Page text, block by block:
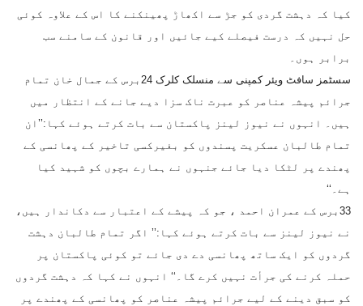
کیا کہ دہشت گردی کو جڑ سے اکھاڑ پھینکنے کا اس کے علاوہ کوئی
حل نہیں کہ درست فیصلے کیے جائیں اور قانون کے سامنے سب
برابر ہوں۔
سسٹمز سافٹ ویئر کمپنی سے منسلک کلرک 24برس کے جمال خان تمام
جرائم پیشہ عناصر کو عبرت ناک سزا دیے جانے کے انتظار میں
ہیں۔ انہوں نے نیوز لینز پاکستان سے بات کرتے ہوئے کہا:’’ان
تمام طالبان عسکریت پسندوں کو بغیرکسی تاخیر کے پھانسی کے
پھندے پر لٹکا دیا جائے جنہوں نے ہمارے بچوں کو شہید کیا
ہے۔‘‘
33برس کے عمران احمد ، جو کہ پیشے کے اعتبار سے دکاندار ہیں،
نے نیوز لینز سے بات کرتے ہوئے کہا:’’ اگر تمام طالبان دہشت
گردوں کو ایک ساتھ پھانسی دے دی جائے تو کوئی پاکستان پر
حملہ کرنے کی جرأت نہیں کرے گا۔‘‘ انہوں نے کہا کہ دہشت گردوں
کو سبق دینے کے لیے جرائم پیشہ عناصر کو پھانسی کے پھندے پر